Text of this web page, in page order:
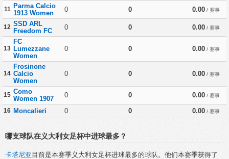
11 Parma Calcio
1913 Women
0 0 0.00 / 赛事
12 SSD ARL
Freedom FC
0 0 0.00 / 赛事
13
FC
Lumezzane
Women
0 0 0.00 / 赛事
14
Frosinone
Calcio
Women
0 0 0.00 / 赛事
15 Como
Women 1907
0 0 0.00 / 赛事
16 Moncalieri 0 0 0.00 / 赛事
哪支球队在义大利女足杯中进球最多？
卡塔尼亚 目前是本赛季义大利女足杯进球最多的球队。他们本赛季获得了